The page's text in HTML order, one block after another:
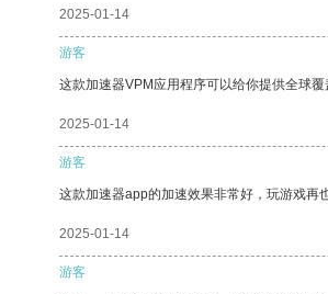
2025-01-14
游客
这款加速器VPM应用程序可以给你提供全球覆
2025-01-14
游客
这款加速器app的加速效果非常好，玩游戏再
2025-01-14
游客